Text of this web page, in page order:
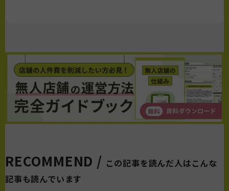
RECOMMEND / この記事を読んだ人はこんな
記事も読んでいます